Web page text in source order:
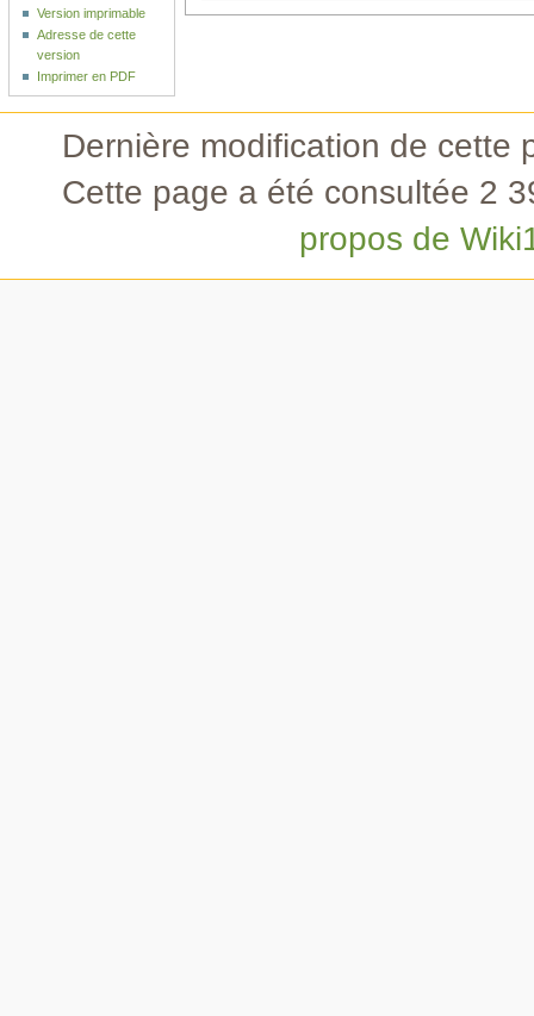
Version imprimable
Adresse de cette
version
Imprimer en PDF
Dernière modification de cette
Cette page a été consultée 2
propos de